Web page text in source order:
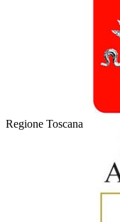
Regione Toscana